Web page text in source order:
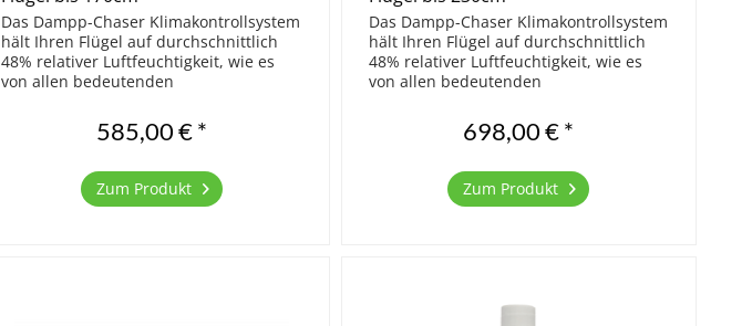
Das Dampp-Chaser Klimakontrollsystem
hält Ihren Flügel auf durchschnittlich
48% relativer Luftfeuchtigkeit, wie es
von allen bedeutenden
gleicher Dehnung der Saiten, verändern
sich die Frequenzen...
585,00 € *
Zum Produkt
Das Dampp-Chaser Klimakontrollsystem
hält Ihren Flügel auf durchschnittlich
48% relativer Luftfeuchtigkeit, wie es
von allen bedeutenden
gleicher Dehnung der Saiten, verändern
sich die Frequenzen...
698,00 € *
Zum Produkt